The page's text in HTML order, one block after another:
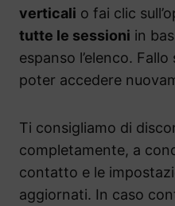
verticali o fai clic
tutte le sessioni in
espanso l’elenco.
poter accedere
Ti consigliamo di
completamente, a
contatto e le
aggiornati. In caso